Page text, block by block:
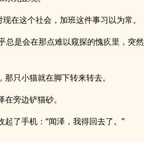
在这个社会，加班这件事习以为常。
是会在那点难以窥探的愧疚里，突然
只小猫就在脚下转来转去。
旁边铲猫砂。
了手机：“闻泽，我得回去了。”